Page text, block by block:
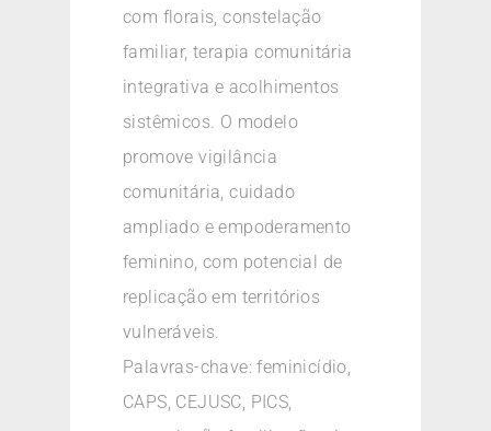
com florais, constelação
familiar, terapia comunitária
integrativa e acolhimentos
sistêmicos. O modelo
promove vigilância
comunitária, cuidado
ampliado e empoderamento
feminino, com potencial de
replicação em territórios
vulneráveis.
Palavras-chave: feminicídio,
CAPS, CEJUSC, PICS,